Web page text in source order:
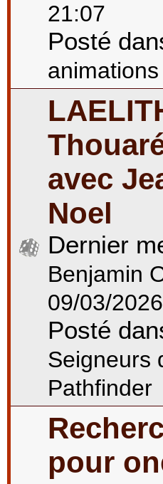
21:07
Posté
animations
avec
Noel
Dernier
Benjamin
09/03/
Posté
Seigneurs
Pathfinder
pour